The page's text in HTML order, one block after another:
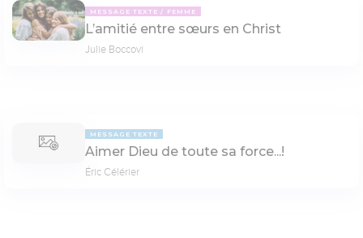
MESSAGE TEXTE FEMME
L’amitié entre sœurs en Christ
Julie Boccovi
MESSAGE TEXTE
Aimer Dieu de toute sa force...!
Éric Célérier